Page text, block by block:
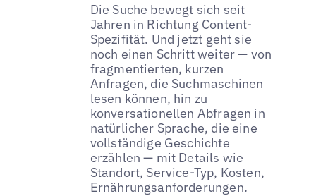
Die Suche bewegt sich seit
Jahren in Richtung Content-
Spezifität. Und jetzt geht sie
noch einen Schritt weiter — von
fragmentierten, kurzen
Anfragen, die Suchmaschinen
lesen können, hin zu
konversationellen Abfragen in
natürlicher Sprache, die eine
vollständige Geschichte
erzählen — mit Details wie
Standort, Service-Typ, Kosten,
Ernährungsanforderungen.